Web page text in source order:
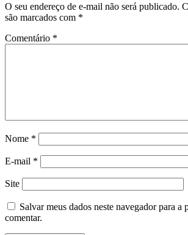
O seu endereço de e-mail não será publicado.
são marcados com *
Comentário *
Nome *
E-mail *
Site
Salvar meus dados neste navegador para a
comentar.